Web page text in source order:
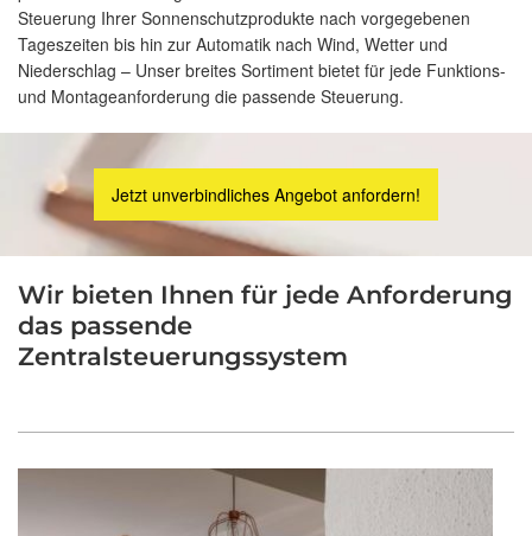
Steuerung Ihrer Sonnenschutzprodukte nach vorgegebenen
Tageszeiten bis hin zur Automatik nach Wind, Wetter und
Niederschlag – Unser breites Sortiment bietet für jede Funktions-
und Montageanforderung die passende Steuerung.
Jetzt unverbindliches Angebot anfordern!
Wir bieten Ihnen für jede Anforderung
das passende
Zentralsteuerungssystem